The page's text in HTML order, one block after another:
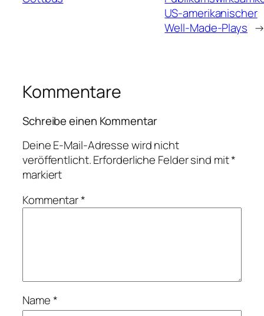
US-amerikanischer
Well-Made-Plays →
Kommentare
Schreibe einen Kommentar
Deine E-Mail-Adresse wird nicht
veröffentlicht.Erforderliche Felder sind mit*
markiert
Kommentar*
Name*